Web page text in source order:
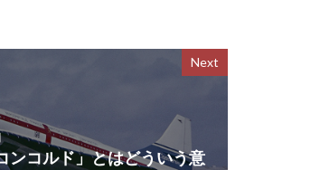
Next
ンコルド」とはどういう意